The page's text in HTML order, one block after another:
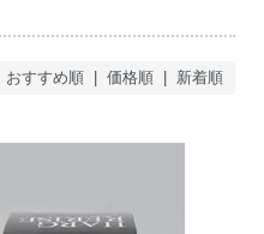
おすすめ順| 価格順| 新着順